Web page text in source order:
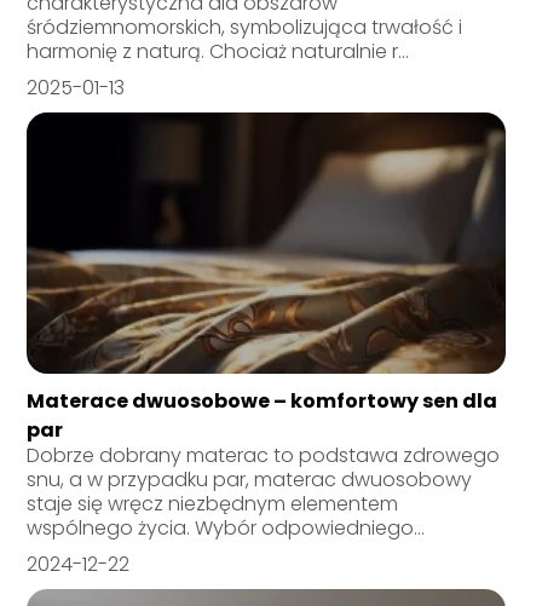
śródziemnomorskich, symbolizująca trwałość i
harmonię z naturą. Chociaż naturalnie r...
2025-01-13
Materace dwuosobowe – komfortowy sen dla
par
Dobrze dobrany materac to podstawa zdrowego
snu, a w przypadku par, materac dwuosobowy
staje się wręcz niezbędnym elementem
wspólnego życia. Wybór odpowiedniego...
2024-12-22